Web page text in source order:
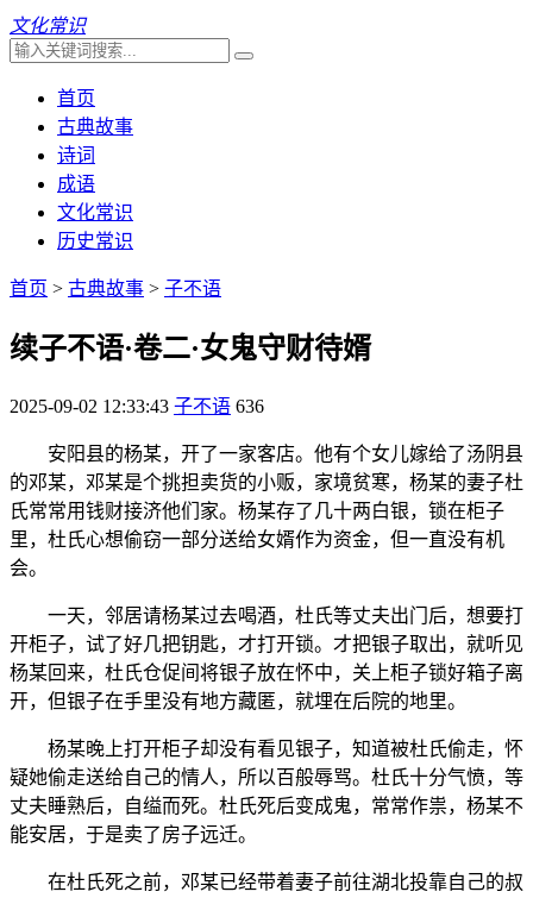
文化常识
首页
古典故事
诗词
成语
文化常识
历史常识
首页 > 古典故事 > 子不语
续子不语·卷二·女鬼守财待婿
2025-09-02 12:33:43 子不语 636
安阳县的杨某，开了一家客店。他有个女儿嫁给了汤阴县
的邓某，邓某是个挑担卖货的小贩，家境贫寒，杨某的妻子杜
氏常常用钱财接济他们家。杨某存了几十两白银，锁在柜子
里，杜氏心想偷窃一部分送给女婿作为资金，但一直没有机
会。
一天，邻居请杨某过去喝酒，杜氏等丈夫出门后，想要打
开柜子，试了好几把钥匙，才打开锁。才把银子取出，就听见
杨某回来，杜氏仓促间将银子放在怀中，关上柜子锁好箱子离
开，但银子在手里没有地方藏匿，就埋在后院的地里。
杨某晚上打开柜子却没有看见银子，知道被杜氏偷走，怀
疑她偷走送给自己的情人，所以百般辱骂。杜氏十分气愤，等
丈夫睡熟后，自缢而死。杜氏死后变成鬼，常常作祟，杨某不
能安居，于是卖了房子远迁。
在杜氏死之前，邓某已经带着妻子前往湖北投靠自己的叔